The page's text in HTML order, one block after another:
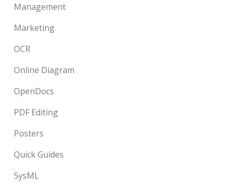
Management
Marketing
OCR
Online Diagram
OpenDocs
PDF Editing
Posters
Quick Guides
SysML